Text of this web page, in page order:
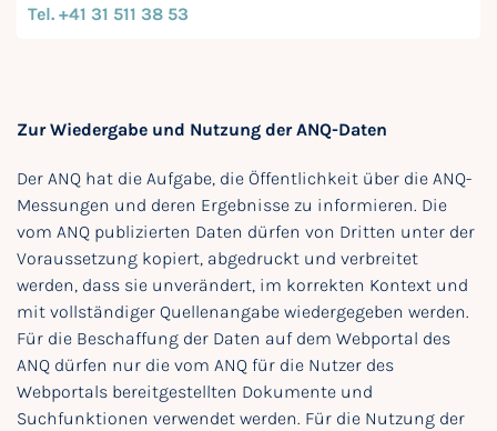
Tel. +41 31 511 38 53
Zur Wiedergabe und Nutzung der ANQ-Daten
Der ANQ hat die Aufgabe, die Öffentlichkeit über die ANQ-
Messungen und deren Ergebnisse zu informieren. Die
vom ANQ publizierten Daten dürfen von Dritten unter der
Voraussetzung kopiert, abgedruckt und verbreitet
werden, dass sie unverändert, im korrekten Kontext und
mit vollständiger Quellenangabe wiedergegeben werden.
Für die Beschaffung der Daten auf dem Webportal des
ANQ dürfen nur die vom ANQ für die Nutzer des
Webportals bereitgestellten Dokumente und
Suchfunktionen verwendet werden. Für die Nutzung der